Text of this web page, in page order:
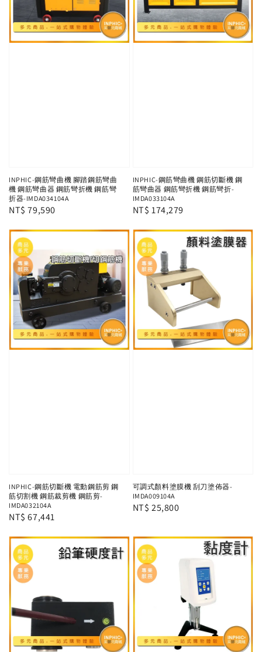
INPHIC-鋼筋彎曲機 腳踏鋼筋彎曲
機 鋼筋彎曲器 鋼筋彎折機 鋼筋彎
折器-IMDA034104A
Regular
NT$ 79,590
INPHIC-鋼筋彎曲機 鋼筋切斷機 鋼
筋彎曲器 鋼筋彎折機 鋼筋彎折-
IMDA033104A
Regular
NT$ 174,279
INPHIC-鋼筋切斷機 電動鋼筋剪 鋼
筋切割機 鋼筋裁剪機 鋼筋剪-
IMDA032104A
Regular
NT$ 67,441
可調式顏料塗膜機 刮刀塗佈器-
IMDA009104A
Regular
NT$ 25,800